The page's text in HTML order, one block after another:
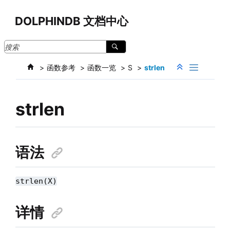
DOLPHINDB 文档中心
函数参考 函数一览 S strlen
strlen
语法
strlen(X)
详情